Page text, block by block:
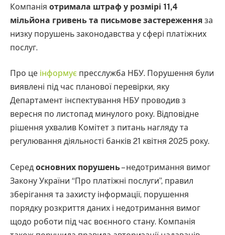
Компанія отримала штраф у розмірі 11,4
мільйона гривень та письмове застереження за
низку порушень законодавства у сфері платіжних
послуг.
Про це інформує пресслужба НБУ. Порушення були
виявлені під час планової перевірки, яку
Департамент інспектування НБУ проводив з
вересня по листопад минулого року. Відповідне
рішення ухвалив Комітет з питань нагляду та
регулювання діяльності банків 21 квітня 2025 року.
Серед основних порушень– недотримання вимог
Закону України “Про платіжні послуги”, правил
зберігання та захисту інформації, порушення
порядку розкриття даних і недотримання вимог
щодо роботи під час воєнного стану. Компанія